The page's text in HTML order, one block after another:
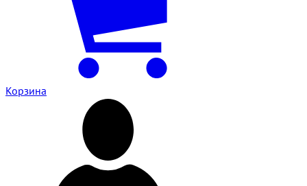
Корзина